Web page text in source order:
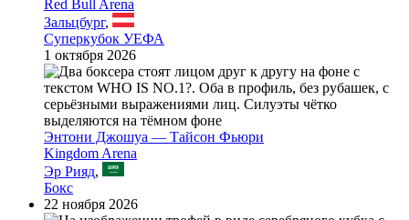
Red Bull Arena
Зальцбург,
Суперкубок УЕФА
1 октября 2026
Энтони Джошуа — Тайсон Фьюри
Kingdom Arena
Эр Рияд,
Бокс
22 ноября 2026